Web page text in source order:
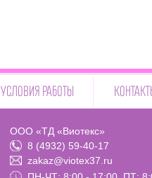
УСЛОВИЯ РАБОТЫ
ООО «ТД «Виотекс»
8 (4932) 59-40-17
zakaz@viotex37.ru